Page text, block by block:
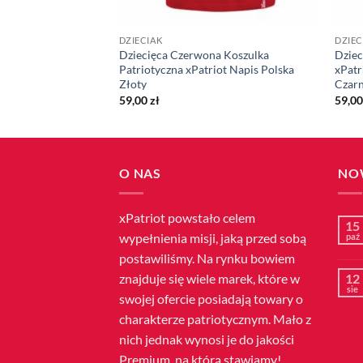
DZIECIAK
Dziecięca Czerwona Koszulka
Patriotyczna xPatriot Napis Polska
Złoty
59,00zł
O NAS
xPatriot powstało celem
wypełnienia misji, jaką przed sobą
postawiliśmy. Na rynku bowiem
znajduje się wiele marek, które w
swojej ofercie posiadają towary o
charakterze patriotycznym. Mało z
nich jednak wynosi je do jakości
Premium, na którą stawiamy!
15
paź
12
sie